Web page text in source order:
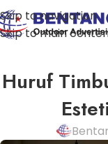
Skip to navigation
Skip to main
Huruf